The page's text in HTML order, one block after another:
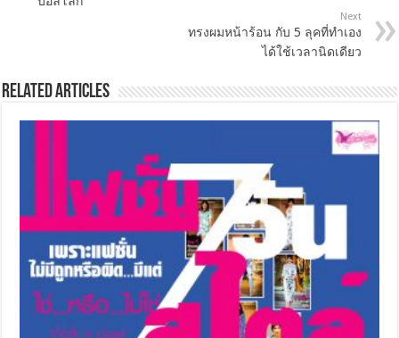
Next
ทรงผมหน้าร้อน กับ 5 ลุคที่ทำเอง
ได้ใช้เวลานิดเดียว
Related Articles